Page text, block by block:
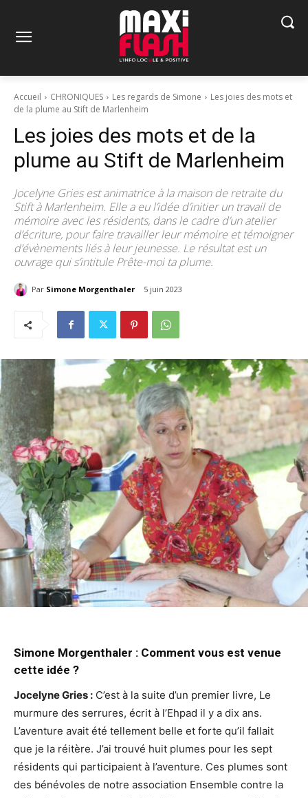
Accueil CHRONIQUES Les regards de Simone
Les joies des mots et
de la plume au Stift de Marlenheim
Les joies des mots et de la
plume au Stift de Marlenheim
Jocelyne Gries est animatrice à la maison de retraite du
Stift à Marlenheim. Elle a eu l’idée d’initier un travail de
mémoire avec les résidents, dans le cadre d’un atelier
d’écriture, pour faire travailler leur mémoire et témoigner
d’évènements liés à leur jeunesse. Le résultat est un
ouvrage qui s’intitule Prête-moi ta plume.
Par Simone Morgenthaler 5 juin 2023
Simone Morgenthaler : Comment vous est venue
cette idée ?
Jocelyne Gries : C’est à la suite d’un premier livre, Le
murmure des serrures, écrit à l’Ehpad il y a dix ans.
L’aventure avait été tellement belle et forte qu’il fallait
que je la réitère. J’ai trouvé huit plumes pour les sept
résidents qui participaient à l’aventure. Ces plumes sont
des bénévoles de notre association Ensemble contre la